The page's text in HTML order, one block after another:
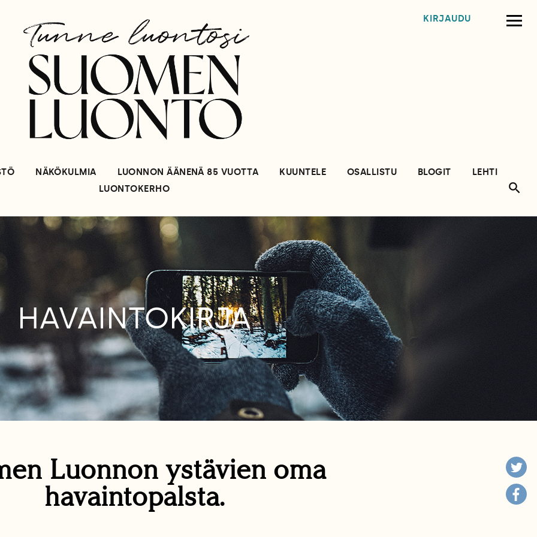
KIRJAUDU
NÄKÖKULMIA LUONNON ÄÄNENÄ 85 VUOTTA KUUNTELE OSALLISTU BLOGIT
LEHTI
LUONTOKERHO
HAVAINTOKIRJA
Luonnon ystävien oma
havaintopalsta.